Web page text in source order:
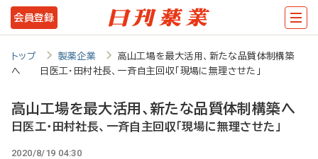
メ
イ
会員登録
トップ 製薬企業
高山工場を最大活用、新たな品質体制構築
へ 日医工・田村社長、一斉自主回収「現場に無理させた」
高山工場を最大活用、新たな品質体制構築へ
日医工・田村社長、一斉自主回収「現場に無理させた」
2020/8/19 04:30